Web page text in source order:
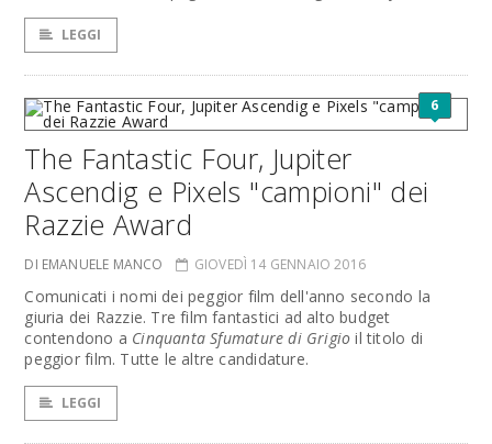
LEGGI
6
The Fantastic Four, Jupiter
Ascendig e Pixels "campioni" dei
Razzie Award
DI EMANUELE MANCO GIOVEDÌ 14 GENNAIO 2016
Comunicati i nomi dei peggior film dell'anno secondo la
giuria dei Razzie. Tre film fantastici ad alto budget
contendono a Cinquanta Sfumature di Grigio il titolo di
peggior film. Tutte le altre candidature.
LEGGI